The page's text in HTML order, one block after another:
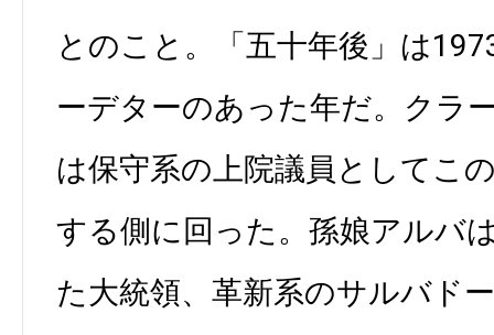
とのこと。「五十年後」は
ーデターのあった年だ。クラ
は保守系の上院議員としてこ
する側に回った。孫娘アルバ
た大統領、革新系のサルバド